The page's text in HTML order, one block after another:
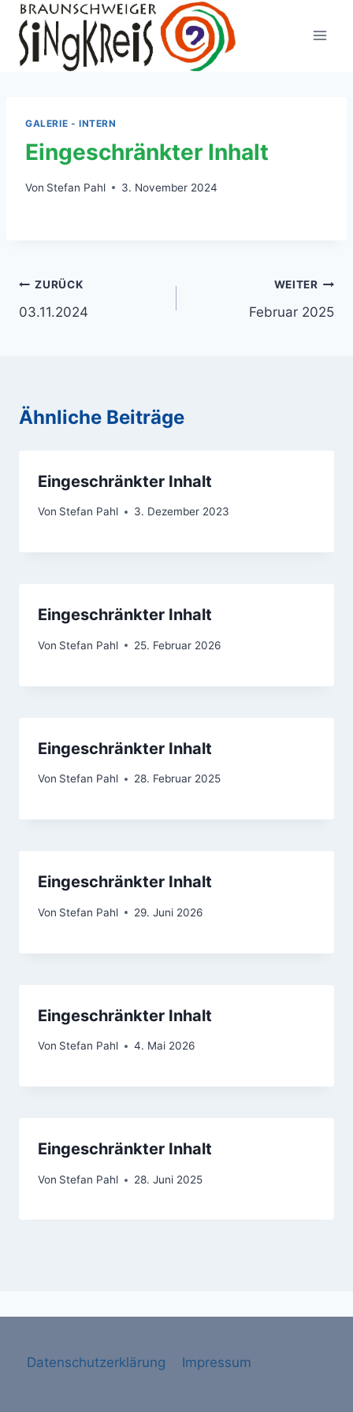
Zum
Inhalt
springen
GALERIE - INTERN
Eingeschränkter Inhalt
Von Stefan Pahl 3. November 2024
Beitragsnavigation
ZURÜCK
03.11.2024
WEITER
Februar 2025
Ähnliche Beiträge
Eingeschränkter Inhalt
Von Stefan Pahl 3. Dezember 2023
Eingeschränkter Inhalt
Von Stefan Pahl 25. Februar 2026
Eingeschränkter Inhalt
Von Stefan Pahl 28. Februar 2025
Eingeschränkter Inhalt
Von Stefan Pahl 29. Juni 2026
Eingeschränkter Inhalt
Von Stefan Pahl 4. Mai 2026
Eingeschränkter Inhalt
Von Stefan Pahl 28. Juni 2025
Datenschutzerklärung Impressum